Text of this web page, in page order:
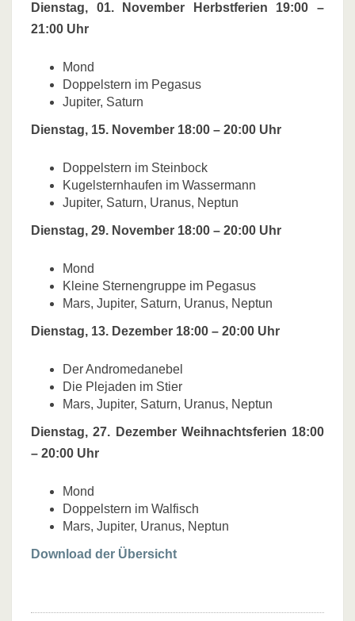
Dienstag, 01. November Herbstferien 19:00 –
21:00 Uhr
Mond
Doppelstern im Pegasus
Jupiter, Saturn
Dienstag, 15. November 18:00 – 20:00 Uhr
Doppelstern im Steinbock
Kugelsternhaufen im Wassermann
Jupiter, Saturn, Uranus, Neptun
Dienstag, 29. November 18:00 – 20:00 Uhr
Mond
Kleine Sternengruppe im Pegasus
Mars, Jupiter, Saturn, Uranus, Neptun
Dienstag, 13. Dezember 18:00 – 20:00 Uhr
Der Andromedanebel
Die Plejaden im Stier
Mars, Jupiter, Saturn, Uranus, Neptun
Dienstag, 27. Dezember Weihnachtsferien 18:00
– 20:00 Uhr
Mond
Doppelstern im Walfisch
Mars, Jupiter, Uranus, Neptun
Download der Übersicht